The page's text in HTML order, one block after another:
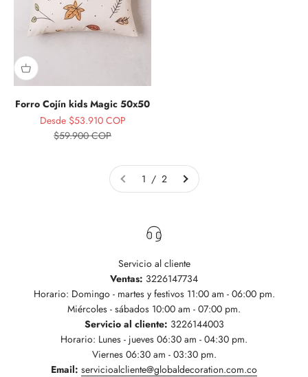
Forro Cojín kids Magic 50x50
Precio de oferta
Desde $53.910 COP
Precio normal
$59.900 COP
1 / 2
Servicio al cliente
Ventas: 3226147734
Horario: Domingo - martes y festivos 11:00 am - 06:00 pm.
Miércoles - sábados 10:00 am - 07:00 pm.
Servicio al cliente: 3226144003
Horario: Lunes - jueves 06:30 am - 04:30 pm.
Viernes 06:30 am - 03:30 pm.
Email: servicioalcliente@globaldecoration.com.co